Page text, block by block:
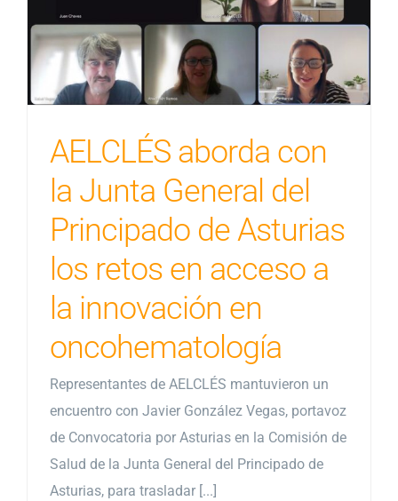
AELCLÉS aborda con
la Junta General del
Principado de Asturias
los retos en acceso a
la innovación en
oncohematología
Representantes de AELCLÉS mantuvieron un
encuentro con Javier González Vegas, portavoz
de Convocatoria por Asturias en la Comisión de
Salud de la Junta General del Principado de
Asturias, para trasladar [...]